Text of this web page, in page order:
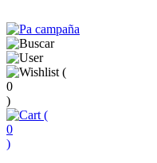
(
0
)
(
0
)